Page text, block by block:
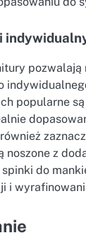
pozwalają
popularne
noszone z
do
i